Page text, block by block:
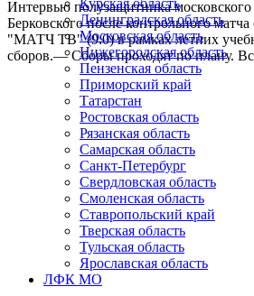
Интервью полузащитника
Берковского после контрольного
"МАТЧ ТВ" (9:0) в рамках летних
сборов.— Сборы проходят по плану.
Курская область
Ленинградская область
Московская область
Нижегородская область
Пензенская область
Приморский край
Татарстан
Ростовская область
Рязанская область
Самарская область
Санкт-Петербург
Свердловская область
Смоленская область
Ставропольский край
Тверская область
Тульская область
Ярославская область
ЛФК МО